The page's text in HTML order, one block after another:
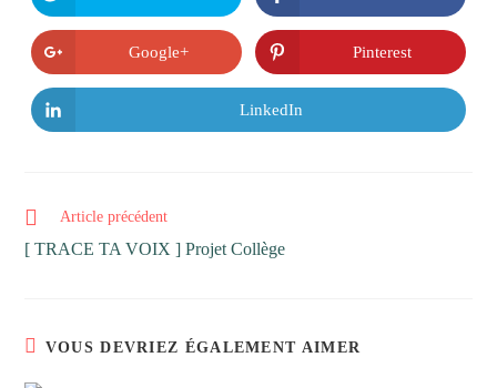
Google+ Pinterest
LinkedIn
Article précédent
[ TRACE TA VOIX ] Projet Collège
VOUS DEVRIEZ ÉGALEMENT AIMER